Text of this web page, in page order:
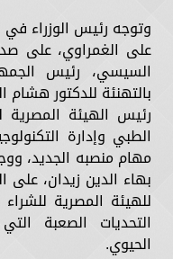
وتوجه رئيس الوزراء في
على الغمراوي، على
السيسي، رئيس
بالتهنئة للدكتور
رئيس الهيئة المصرية
الطبي وإدارة
مهام منصبه الجديد،
بهاء الدين زيدان، على
للهيئة المصرية
التحديات الصعبة
الحيوي.